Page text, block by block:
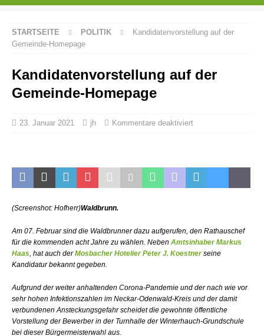
STARTSEITE POLITIK
Kandidatenvorstellung auf der
Gemeinde-Homepage
Kandidatenvorstellung auf der
Gemeinde-Homepage
23. Januar 2021 jh Kommentare deaktiviert
(Screenshot: Hofherr)Waldbrunn.
Am 07. Februar sind die Waldbrunner dazu aufgerufen, den Rathauschef
für die kommenden acht Jahre zu wählen. Neben Amtsinhaber Markus
Haas, hat auch derMosbacher Hotelier Peter J. Koestnerseine
Kandidatur bekannt gegeben.
Aufgrund der weiter anhaltenden Corona-Pandemie und der nach wie vor
sehr hohen Infektionszahlen im Neckar-Odenwald-Kreis und der damit
verbundenen Ansteckungsgefahr scheidet die gewohnte öffentliche
Vorstellung der Bewerber in der Turnhalle der Winterhauch-Grundschule
bei dieser Bürgermeisterwahl aus.